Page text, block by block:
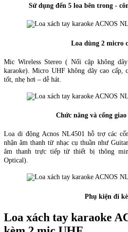
Sử dụng đến 5 loa bên trong -
Loa dùng 2 micro
Mic Wireless Stereo ( Nối cặp không
karaoke). Micro UHF không dây cao cấp,
tốt, nhẹ hơi – dễ hát.
Chức năng và cổng
Loa di động Acnos NL4501 hỗ trợ các
nhận âm thanh từ nhạc cụ thuần như
âm thanh trực tiếp từ thiết bị thông
Optical).
Phụ kiện đi
Loa xách tay karaoke